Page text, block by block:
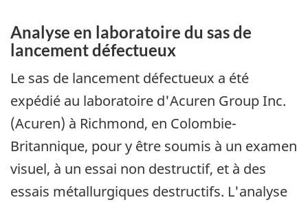
Analyse en laboratoire du sas de
lancement défectueux
Le sas de lancement défectueux a été
expédié au laboratoire d'Acuren Group Inc.
(Acuren) à Richmond, en Colombie-
Britannique, pour y être soumis à un examen
visuel, à un essai non destructif, et à des
essais métallurgiques destructifs. L'analyse